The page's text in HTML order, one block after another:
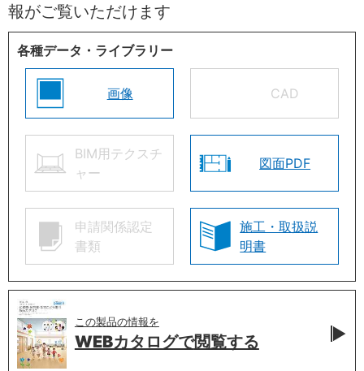
報がご覧いただけます
各種データ・ライブラリー
画像 CAD
BIM用テクスチ
ャー
図面PDF
申請関係認定
書類
施工・取扱説
明書
この製品の情報を
WEBカタログで閲覧する